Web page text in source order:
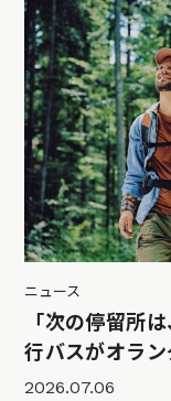
ニュース
「次の停留所
行バスがオラ
2026.07.06